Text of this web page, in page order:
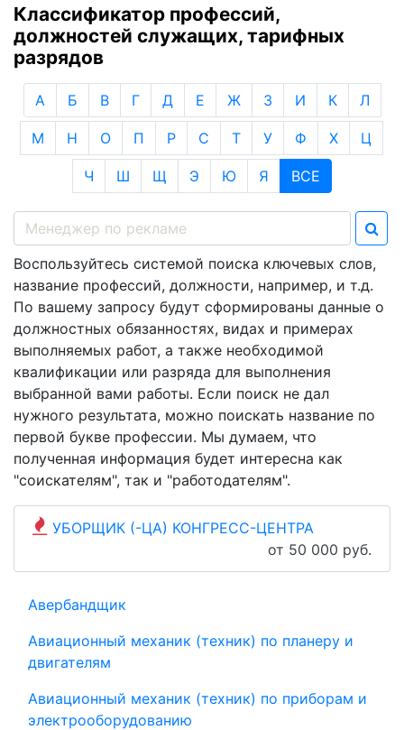
Классификатор профессий,
должностей служащих, тарифных
разрядов
А Б В Г Д Е Ж З И К Л
М Н О П Р С Т У Ф Х Ц
Ч Ш Щ Э Ю Я ВСЕ
Воспользуйтесь системой поиска ключевых слов,
название профессий, должности, например, и т.д.
По вашему запросу будут сформированы данные о
должностных обязанностях, видах и примерах
выполняемых работ, а также необходимой
квалификации или разряда для выполнения
выбранной вами работы. Если поиск не дал
нужного результата, можно поискать название по
первой букве профессии. Мы думаем, что
полученная информация будет интересна как
"соискателям", так и "работодателям".
УБОРЩИК (-ЦА) КОНГРЕСС-ЦЕНТРА
от 50 000 руб.
Авербандщик
Авиационный механик (техник) по планеру и
двигателям
Авиационный механик (техник) по приборам и
электрооборудованию